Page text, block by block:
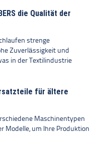
die Qualität der
strenge
Zuverlässigkeit und
in der Textilindustrie
für ältere
Maschinentypen
Modelle, um Ihre Produktion